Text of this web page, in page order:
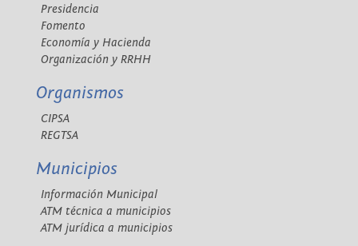
Presidencia
Fomento
Economía y Hacienda
Organización y RRHH
Organismos
CIPSA
REGTSA
Municipios
Información Municipal
ATM técnica a municipios
ATM jurídica a municipios